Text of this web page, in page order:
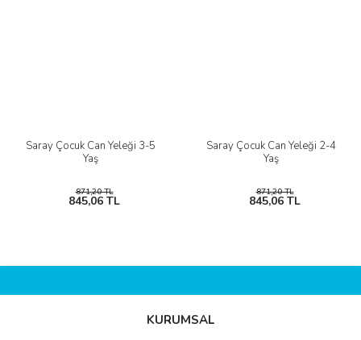
Saray Çocuk Can Yeleği 3-5
Yaş
871,20 TL
845,06 TL
Saray Çocuk Can Yeleği 2-4
Yaş
871,20 TL
845,06 TL
KURUMSAL